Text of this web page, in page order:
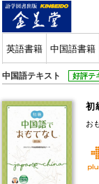
英語書籍 中国語書籍
中国語テキスト 好評テ
初
お